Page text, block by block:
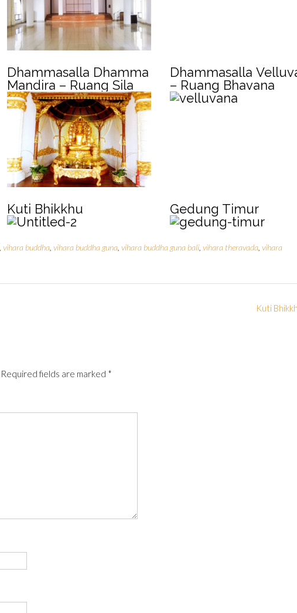
Dhammasalla Dhamma
Mandira – Ruang Sila
Dhammasalla
– Ruang Bhavana
Kuti Bhikkhu Gedung Timur
vihara buddha vihara buddha guna vihara buddha guna bali vihara theravada vihara
Kuti
Required fields are marked *